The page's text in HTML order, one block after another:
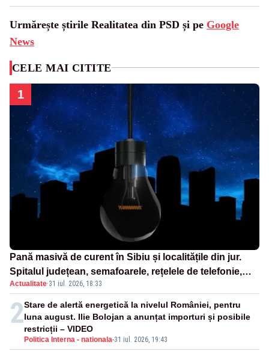
Urmărește știrile Realitatea din PSD și pe Google
News
CELE MAI CITITE
1
Pană masivă de curent în Sibiu și localitățile din jur.
Spitalul județean, semafoarele, rețelele de telefonie,
grav afectate
Actualitate·31 iul. 2026, 18:33
2
Politica Interna - nationala-31 iul. 2026, 19:43
Stare de alertă energetică la nivelul României, pentru
luna august. Ilie Bolojan a anunțat importuri și posibile
restricții – VIDEO